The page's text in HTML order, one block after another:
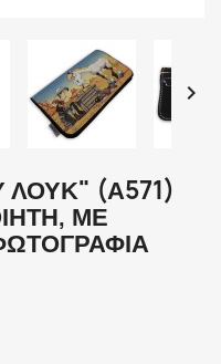

(Α571)
ΜΕ